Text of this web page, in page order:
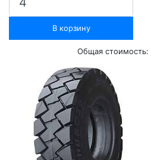
В корзину
Общая стоимость: